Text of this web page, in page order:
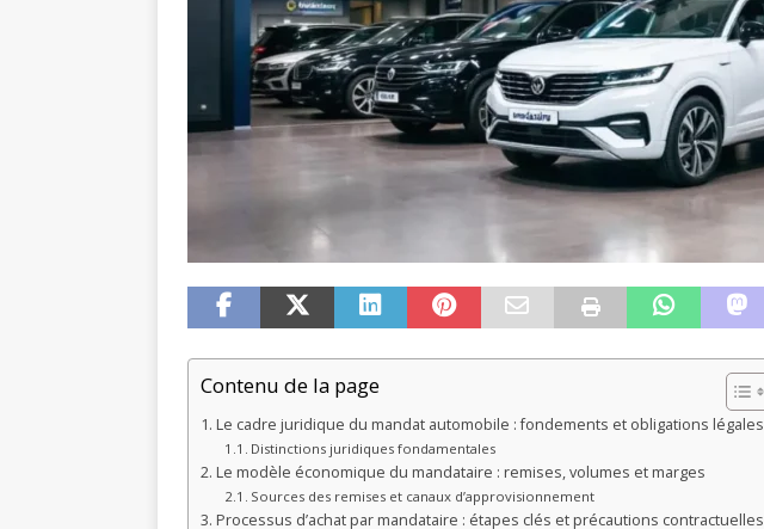
Contenu de la page
Le cadre juridique du mandat automobile : fondements et obligations légales
Distinctions juridiques fondamentales
Le modèle économique du mandataire : remises, volumes et marges
Sources des remises et canaux d’approvisionnement
Processus d’achat par mandataire : étapes clés et précautions contractuelles